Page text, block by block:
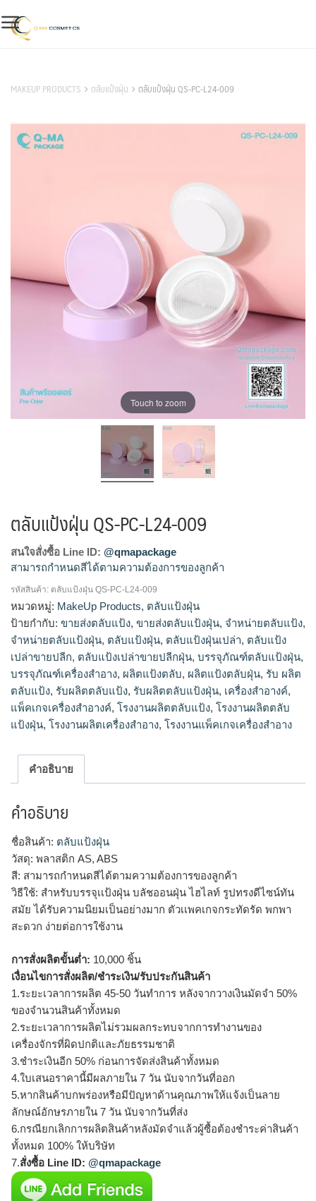
to
content
MAKEUP PRODUCTS ตลับแป้งฝุ่น ตลับแป้งฝุ่น QS-PC-L24-009
Touch to zoom
ตลับแป้งฝุ่น QS-PC-L24-009
สนใจสั่งซื้อ Line ID: @qmapackage
สามารถกำหนดสีได้ตามความต้องการของลูกค้า
โรงงานผลิตตลับแป้ง,ขายส่งตลับแป้ง,รับผลิตตลับแป้ง,จำหน่าย
ตลับแป้ง,ผลิตแป้งตลับ,ตลับแป้งเปล่าขายปลีก,โรงงานผลิตตลับ
แป้งฝุ่น,ขายส่งตลับแป้งฝุ่น,รับผลิตตลับแป้งฝุ่น,จำหน่ายตลับแป้ง
ฝุ่น,ผลิตแป้งตลับฝุ่น,ตลับแป้งเปล่าขายปลีกฝุ่น
รหัสสินค้า: ตลับแป้งฝุ่น QS-PC-L24-009
หมวดหมู่: MakeUp Products, ตลับแป้งฝุ่น
ป้ายกำกับ: ขายส่งตลับแป้ง, ขายส่งตลับแป้งฝุ่น, จำหน่ายตลับแป้ง,
จำหน่ายตลับแป้งฝุ่น, ตลับแป้งฝุ่น, ตลับแป้งฝุ่นเปล่า, ตลับแป้ง
เปล่าขายปลีก, ตลับแป้งเปล่าขายปลีกฝุ่น, บรรจุภัณฑ์ตลับแป้งฝุ่น,
บรรจุภัณฑ์เครื่องสำอาง, ผลิตแป้งตลับ, ผลิตแป้งตลับฝุ่น, รับ ผลิต
ตลับแป้ง, รับผลิตตลับแป้ง, รับผลิตตลับแป้งฝุ่น, เครื่องสำอางค์,
แพ็คเกจเครื่องสำอางค์, โรงงานผลิตตลับแป้ง, โรงงานผลิตตลับ
แป้งฝุ่น, โรงงานผลิตเครื่องสำอาง, โรงงานแพ็คเกจเครื่องสำอาง
คำอธิบาย
คำอธิบาย
ชื่อสินค้า: ตลับแป้งฝุ่น
วัสดุ: พลาสติก AS, ABS
สี: สามารถกำหนดสีได้ตามความต้องการของลูกค้า
วิธีใช้: สำหรับบรรจุเเป้งฝุ่น บลัชออนฝุ่น ไฮไลท์ รูปทรงดีไซน์ทัน
สมัย ได้รับความนิยมเป็นอย่างมาก ตัวเเพคเกจกระทัดรัด พกพา
สะดวก ง่ายต่อการใช้งาน
การสั่งผลิตขั้นต่ำ: 10,000 ชิ้น
เงื่อนไขการสั่งผลิต/ชำระเงิน/รับประกันสินค้า
1.ระยะเวลาการผลิต 45-50 วันทำการ หลังจากวางเงินมัดจำ 50%
ของจำนวนสินค้าทั้งหมด
2.ระยะเวลาการผลิตไม่รวมผลกระทบจากการทำงานของ
เครื่องจักรที่ผิดปกติและภัยธรรมชาติ
3.ชำระเงินอีก 50% ก่อนการจัดส่งสินค้าทั้งหมด
4.ใบเสนอราคานี้มีผลภายใน 7 วัน นับจากวันที่ออก
5.หากสินค้าบกพร่องหรือมีปัญหาด้านคุณภาพให้แจ้งเป็นลาย
ลักษณ์อักษรภายใน 7 วัน นับจากวันที่ส่ง
6.กรณียกเลิกการผลิตสินค้าหลังมัดจำแล้วผู้ซื้อต้องชำระค่าสินค้า
ทั้งหมด 100% ให้บริษัท
7.สั่งซื้อ Line ID: @qmapackage